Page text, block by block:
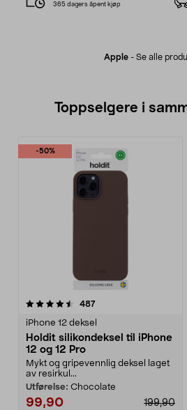
Apple- Se alle
365 dagers åpent kjøp
Toppselgere i
-50%
487anmeldelser
iPhone 12 deksel
Holdit silikondeksel til iPhone
12 og 12 Pro
Mykt og gripevennlig deksel laget
av resirkul...
Utførelse: Chocolate
99,90 199,90
4.0 av 5 stjerner